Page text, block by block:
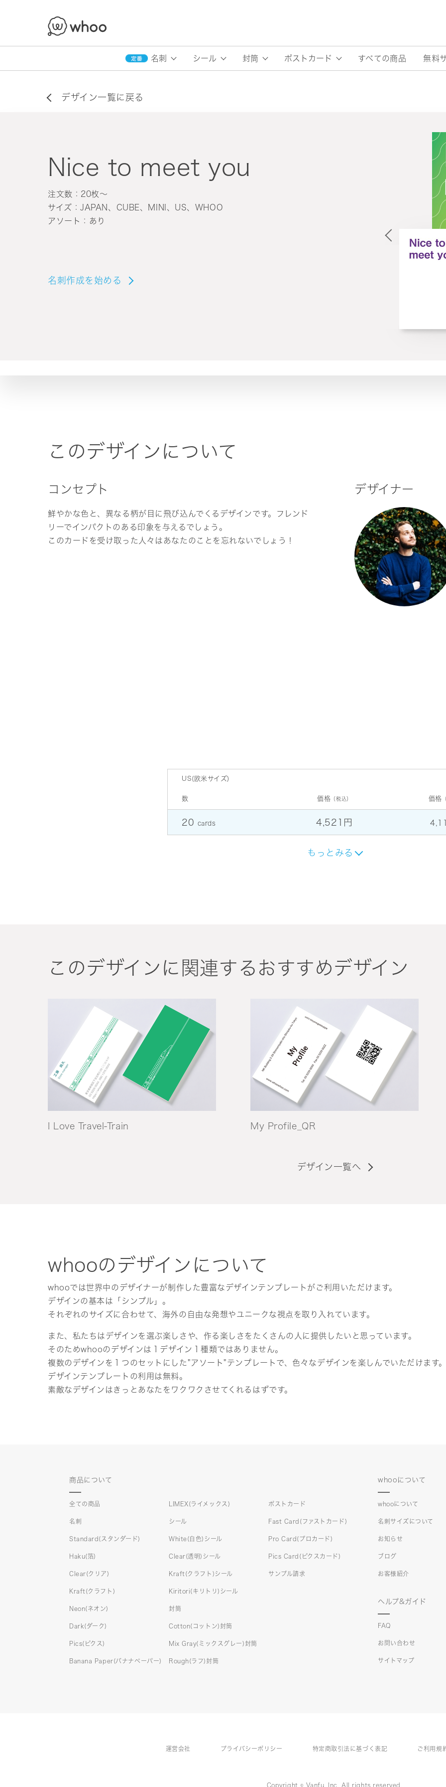
名刺 シール 封筒 ポストカード すべての商品 無料
デザイン一覧に戻る
Nice to meet you
注文数：20枚〜
サイズ：JAPAN、CUBE、MINI、US、WHOO
アソート：あり
名刺作成を始める
このデザインについて
コンセプト
鮮やかな色と、異なる柄が目に飛び込んでくるデザインです。フレンド
リーでインパクトのある印象を与えるでしょう。
このカードを受け取った人々はあなたのことを忘れないでしょう！
デザイナー
US(欧米サイズ)
数 価格 （税込） 価格
20 cards 4,521円
もっとみる
このデザインに関連するおすすめデザイン
I Love Travel-Train My Profile_QR
デザイン一覧へ
whooのデザインについて
whooでは世界中のデザイナーが制作した豊富なデザインテンプレートがご利用いただけます。
デザインの基本は「シンプル」。
それぞれのサイズに合わせて、海外の自由な発想やユニークな視点を取り入れています。
また、私たちはデザインを選ぶ楽しさや、作る楽しさをたくさんの人に提供したいと思っています。
そのためwhooのデザインは１デザイン１種類ではありません。
複数のデザインを１つのセットにした"アソート"テンプレートで、色々なデザインを楽しんでいただけます。
デザインテンプレートの利用は無料。
素敵なデザインはきっとあなたをワクワクさせてくれるはずです。
商品について
全ての商品
名刺
Standard(スタンダード)
Haku(箔)
Clear(クリア)
Kraft(クラフト)
Neon(ネオン)
Dark(ダーク)
Pics(ピクス)
Banana Paper(バナナペーパー)
LIMEX(ライメックス)
シール
White(白色)シール
Clear(透明)シール
Kraft(クラフト)シール
Kiritori(キリトリ)シール
封筒
Cotton(コットン)封筒
Mix Gray(ミックスグレー)封筒
Rough(ラフ)封筒
ポストカード
Fast Card(ファストカード)
Pro Card(プロカード)
Pics Card(ピクスカード)
サンプル請求
whooについて
whooについて
名刺サイズについて
お知らせ
ブログ
お客様紹介
ヘルプ&ガイド
FAQ
お問い合わせ
サイトマップ
運営会社 プライバシーポリシー 特定商取引法に基づく表記 ご利用規
Copyright © Vanfu, Inc. All rights reserved.